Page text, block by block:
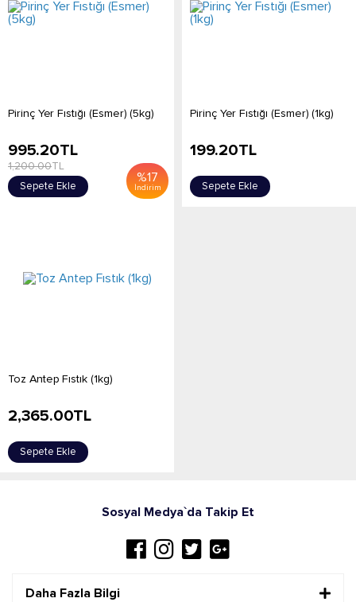
Pirinç Yer Fıstığı (Esmer) (5kg)
%17
İndirim
995.20TL
1,200.00TL
Sepete Ekle
Pirinç Yer Fıstığı (Esmer) (1kg)
199.20TL
Sepete Ekle
Toz Antep Fıstık (1kg)
2,365.00TL
Sepete Ekle
Sosyal Medya`da Takip Et
Daha Fazla Bilgi